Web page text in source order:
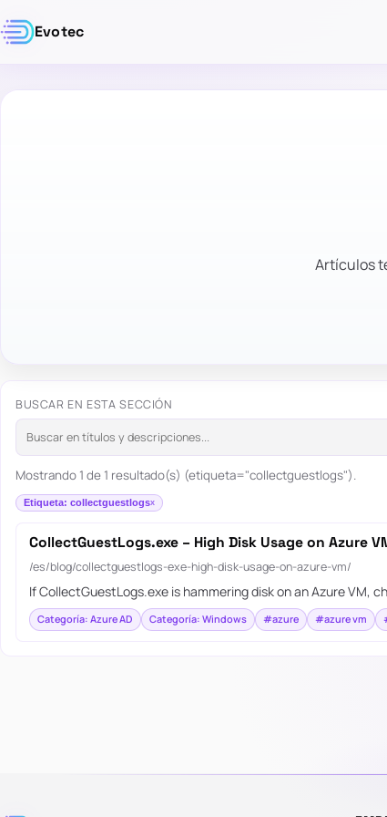
Evotec
Artículos
BUSCAR EN ESTA SECCIÓN
Mostrando 1 de 1 resultado(s) (etiqueta="collectguestlogs").
Etiqueta: collectguestlogs
CollectGuestLogs.exe – High Disk Usage on Azure
/es/blog/collectguestlogs-exe-high-disk-usage-on-azure-vm/
If CollectGuestLogs.exe is hammering disk on an Azure
Categoría: Azure AD Categoría: Windows #azure #azure vm